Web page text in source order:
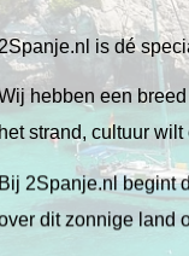
2Spanje.nl is dé
hebben een
het strand, cultuur
Bij 2Spanje.nl begint
dit zonnige land